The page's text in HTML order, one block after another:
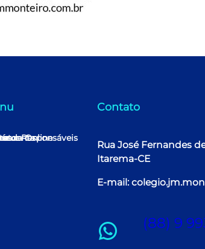
contaOnline
e Responsáveis
Contato
Rua José Fernandes
Itarema-CE
E-mail:
WhatsApp (88) 9